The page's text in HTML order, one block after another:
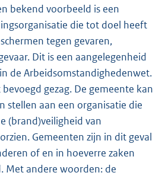
bekend voorbeeld is een
die tot doel heeft
tegen gevaren,
Dit is een aangelegenheid
de Arbeidsomstandighedenwet.
gezag. De gemeente kan
stellen aan een organisatie die
(brand)veiligheid van
Gemeenten zijn in dit geval
of en in hoeverre zaken
Met andere woorden: de